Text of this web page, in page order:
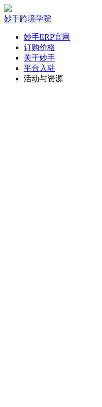
妙手跨境学院
妙手ERP官网
订购价格
关于妙手
平台入驻
活动与资源